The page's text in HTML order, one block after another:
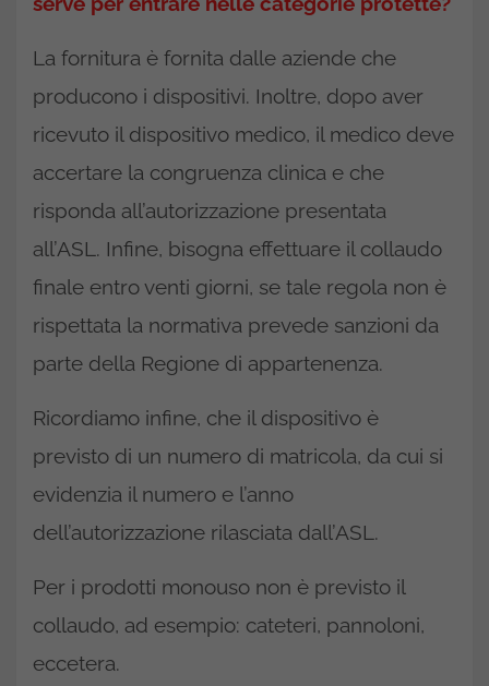
La fornitura è fornita dalle aziende che
producono i dispositivi. Inoltre, dopo aver
ricevuto il dispositivo medico, il medico deve
accertare la congruenza clinica e che
risponda all’autorizzazione presentata
all’ASL. Infine, bisogna effettuare il collaudo
finale entro venti giorni, se tale regola non è
rispettata la normativa prevede sanzioni da
parte della Regione di appartenenza.
Ricordiamo infine, che il dispositivo è
previsto di un numero di matricola, da cui si
evidenzia il numero e l’anno
dell’autorizzazione rilasciata dall’ASL.
Per i prodotti monouso non è previsto il
collaudo, ad esempio: cateteri, pannoloni,
eccetera.